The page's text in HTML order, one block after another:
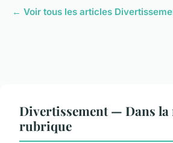
← Voir tous les articles
Divertissement — Dans la
rubrique